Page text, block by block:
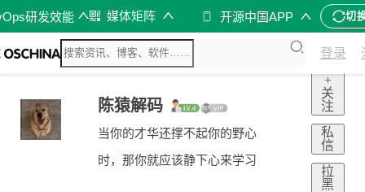
研发效能 媒体矩阵 开源中国APP 切
登录
陈猿解码
当你的才华还撑不起你的野心
时，那你就应该静下心来学习
+
关
注
私
信
拉
黑